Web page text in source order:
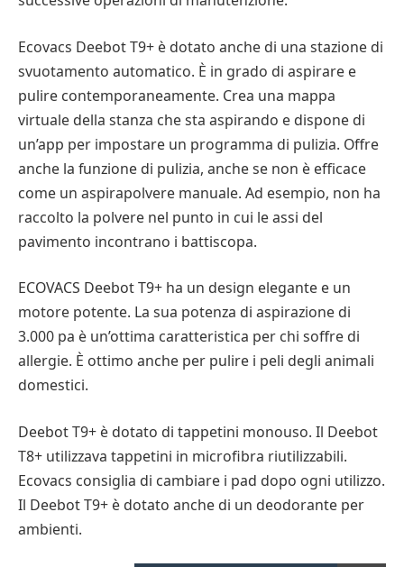
Ecovacs Deebot T9+ è dotato anche di una stazione di
svuotamento automatico. È in grado di aspirare e
pulire contemporaneamente. Crea una mappa
virtuale della stanza che sta aspirando e dispone di
un’app per impostare un programma di pulizia. Offre
anche la funzione di pulizia, anche se non è efficace
come un aspirapolvere manuale. Ad esempio, non ha
raccolto la polvere nel punto in cui le assi del
pavimento incontrano i battiscopa.
ECOVACS Deebot T9+ ha un design elegante e un
motore potente. La sua potenza di aspirazione di
3.000 pa è un’ottima caratteristica per chi soffre di
allergie. È ottimo anche per pulire i peli degli animali
domestici.
Deebot T9+ è dotato di tappetini monouso. Il Deebot
T8+ utilizzava tappetini in microfibra riutilizzabili.
Ecovacs consiglia di cambiare i pad dopo ogni utilizzo.
Il Deebot T9+ è dotato anche di un deodorante per
ambienti.